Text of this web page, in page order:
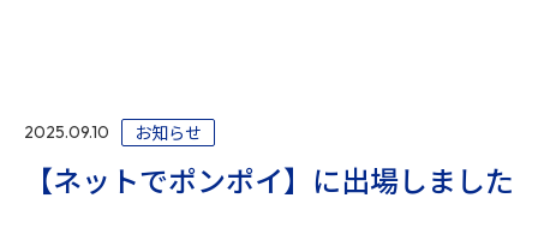
2025.09.10 お知らせ
【ネットでポンポイ】に出場しました